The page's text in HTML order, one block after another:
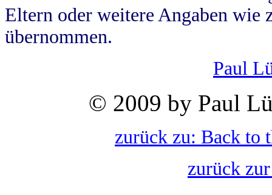
Eltern oder weitere Angaben wie
übernommen.
Paul
© 2009 by Paul
zurück zu: Back to
zurück